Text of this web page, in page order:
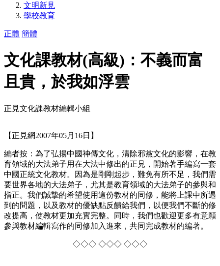
文明新見
學校教育
正體 簡體
文化課教材(高級)：不義而富
且貴，於我如浮雲
正見文化課教材編輯小組
【正見網2007年05月16日】
編者按：為了弘揚中國神傳文化，清除邪黨文化的影響，在教
育領域的大法弟子用在大法中修出的正見，開始著手編寫一套
中國正統文化教材。因為是剛剛起步，難免有所不足，我們需
要世界各地的大法弟子，尤其是教育領域的大法弟子的參與和
指正。我們誠摯的希望使用這份教材的同修，能將上課中所遇
到的問題，以及教材的優缺點反饋給我們，以便我們不斷的修
改提高，使教材更加充實完整。同時，我們也歡迎更多有意願
參與教材編輯寫作的同修加入進來，共同完成教材的編著。
◇◇◇ ◇◇◇ ◇◇◇